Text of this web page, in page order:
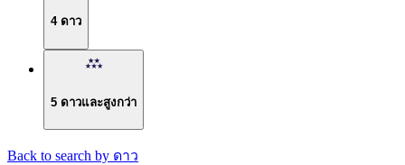
4 ดาว
5 ดาวและสูงกว่า
Back to search by ดาว